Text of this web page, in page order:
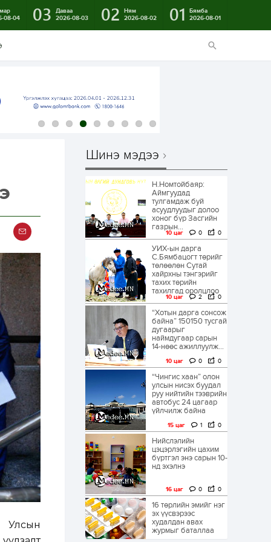
08-04
03
Даваа
2026-08-03
02
Ням
2026-08-02
01
Бямба
2026-08-01
Улсын
Шинэ мэдээ
Н.Номтойбаяр:
Аймгуудад
тулгамдаж буй
асуудлуудыг долоо
хоног бүр Засгийн
газрын...
10 цаг 0 0
УИХ-ын дарга
С.Бямбацогт төрийг
төлөөлөн Сутай
хайрхны тэнгэрийг
тахих төрийн
тахилгад оролцлоо
10 цаг 2 0
“Хотын дарга сонсож
байна” 150150 тусгай
дугаарыг
наймдугаар сарын
14-нөөс ажиллуулж...
10 цаг 0 0
“Чингис хаан” олон
улсын нисэх буудал
руу нийтийн тээврийн
автобус 24 цагаар
үйлчилж байна
15 цаг 1 0
Нийслэлийн
цэцэрлэгийн цахим
бүртгэл энэ сарын 10-
нд эхэлнэ
16 цаг 0 0
16 төрлийн эмийг нэг
эх үүсвэрээс
худалдан авах
журмыг баталлаа